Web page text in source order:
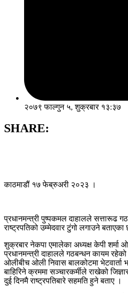
२०७९ फाल्गुन ५, शुक्रबार १३:३७
SHARE:
काठमाडौं १७ फेब्रुअरी २०२३ ।
प्रधानमन्त्री पुष्पकमल दाहालले सत्तारूढ
राष्ट्रपतिको उम्मेदवार टुंगो लगाउने बताएका
शुक्रबार नेकपा एमालेका अध्यक्ष केपी शर्मा
प्रधानमन्त्री दाहालले गठबन्धन कायम रहेको
ओलीबीच ओली निवास बालकोटमा भेटवार्ता
बाहिरिने क्रममा सञ्चारकर्मीले राखेको
दुई दिनमै राष्ट्रपतिबारे सहमति हुने बताए ।